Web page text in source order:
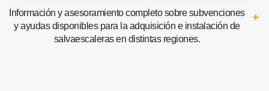
Información y asesoramiento completo sobre subvenciones
y ayudas disponibles para la adquisición e instalación de
salvaescaleras en distintas regiones.